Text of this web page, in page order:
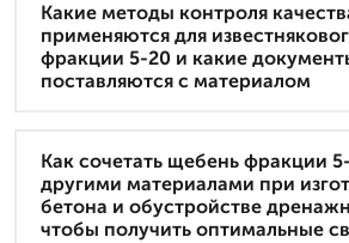
Какие методы контроля
применяются для
фракции 5-20 и какие
поставляются с материалом
Как сочетать щебень фракции
другими материалами при
бетона и обустройстве
чтобы получить оптимальные